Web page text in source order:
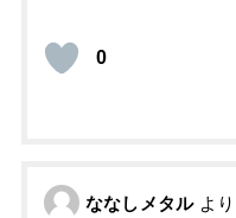
0
ななしメタル よ